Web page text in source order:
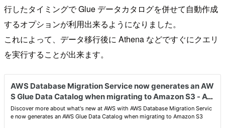
行したタイミングで Glue データカタログを併せて自動作成
するオプションが利用出来るようになりました。
これによって、データ移行後に Athena などですぐにクエリ
を実行することが出来ます。